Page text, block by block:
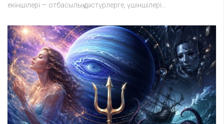
екіншілері — отбасылық дәстүрлерге, үшіншілері...